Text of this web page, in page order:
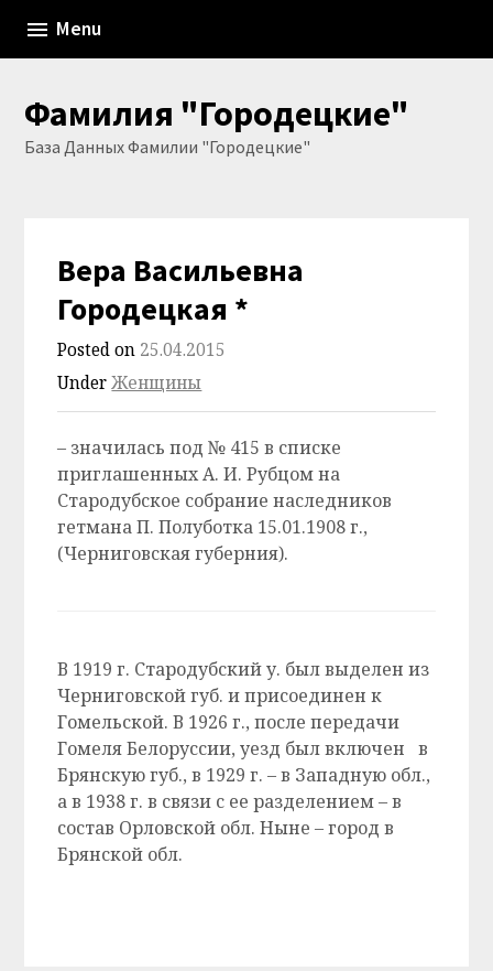
content
Menu
Фамилия "Городецкие"
База Данных Фамилии "Городецкие"
Вера Васильевна
Городецкая *
Posted on 25.04.2015
UnderЖенщины
– значилась под № 415 в списке
приглашенных А. И. Рубцом на
Стародубское собрание наследников
гетмана П. Полуботка 15.01.1908 г.,
(Черниговская губерния).
В 1919 г. Стародубский у. был выделен из
Черниговской губ. и присоединен к
Гомельской. В 1926 г., после передачи
Гомеля Белоруссии, уезд был включен в
Брянскую губ., в 1929 г. – в Западную обл.,
а в 1938 г. в связи с ее разделением – в
состав Орловской обл. Ныне – город в
Брянской обл.